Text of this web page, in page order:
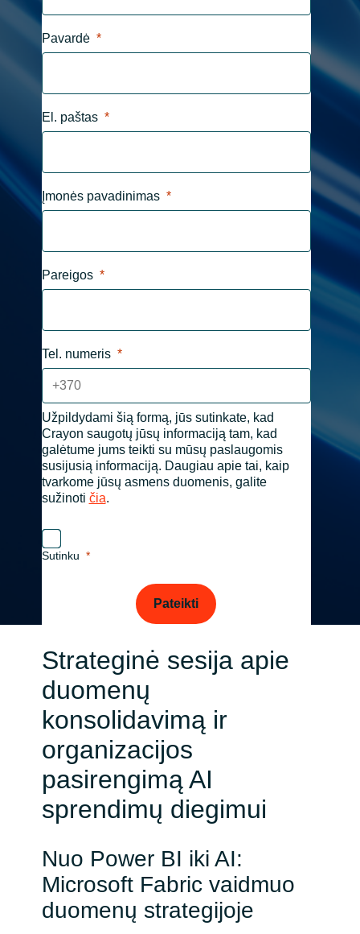
Netherlands
Norway
Oman
Philippines
Poland
Portugal
Qatar
Singapore
Spain
Sweden
Switzerland
Ukraine
United Kingdom
United States
Pavardė
El. paštas
Įmonės pavadinimas
Pareigos
Tel. numeris
Užpildydami šią formą, jūs sutinkate, kad
Crayon saugotų jūsų informaciją tam, kad
galėtume jums teikti su mūsų paslaugomis
susijusią informaciją. Daugiau apie tai, kaip
tvarkome jūsų asmens duomenis, galite
sužinoti čia.
Sutinku
Pateikti
Strateginė sesija apie
duomenų
konsolidavimą ir
organizacijos
pasirengimą AI
sprendimų diegimui
Nuo Power BI iki AI:
Microsoft Fabric vaidmuo
duomenų strategijoje